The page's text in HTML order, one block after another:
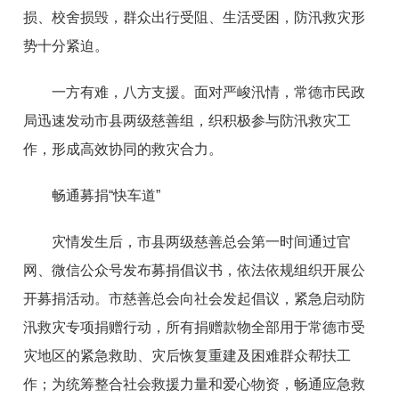
损、校舍损毁，群众出行受阻、生活受困，防汛救灾形
势十分紧迫。
一方有难，八方支援。面对严峻汛情，常德市民政
局迅速发动市县两级慈善组，织积极参与防汛救灾工
作，形成高效协同的救灾合力。
畅通募捐“快车道”
灾情发生后，市县两级慈善总会第一时间通过官
网、微信公众号发布募捐倡议书，依法依规组织开展公
开募捐活动。市慈善总会向社会发起倡议，紧急启动防
汛救灾专项捐赠行动，所有捐赠款物全部用于常德市受
灾地区的紧急救助、灾后恢复重建及困难群众帮扶工
作；为统筹整合社会救援力量和爱心物资，畅通应急救